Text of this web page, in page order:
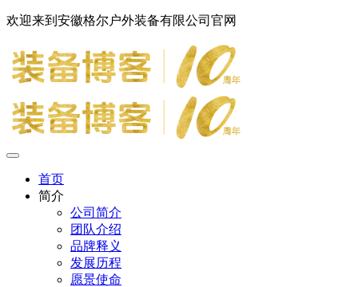
欢迎来到安徽格尔户外装备有限公司官网
首页
简介
公司简介
团队介绍
品牌释义
发展历程
愿景使命